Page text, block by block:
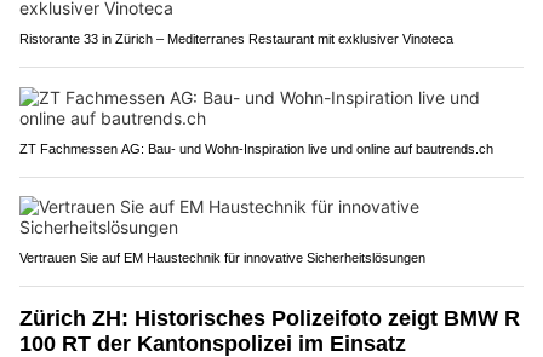
Ristorante 33 in Zürich – Mediterranes Restaurant mit exklusiver Vinoteca
ZT Fachmessen AG: Bau- und Wohn-Inspiration live und online auf bautrends.ch
Vertrauen Sie auf EM Haustechnik für innovative Sicherheitslösungen
Zürich ZH: Historisches Polizeifoto zeigt BMW R
100 RT der Kantonspolizei im Einsatz